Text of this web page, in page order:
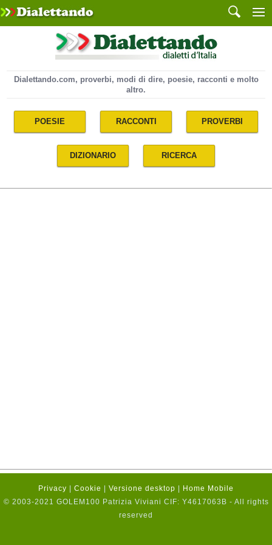
Dialettando.com, proverbi, modi di dire, poesie, racconti e molto
altro.
POESIE RACCONTI PROVERBI
DIZIONARIO RICERCA
Privacy Cookie Versione desktop
Home Mobile
© 2003-2021 GOLEM100 Patrizia Viviani CIF: Y4617063B - All rights
reserved